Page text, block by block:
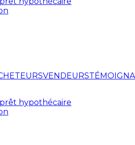
VENDEURS
hypothécaire